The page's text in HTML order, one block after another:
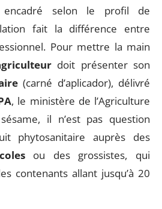
encadré selon le profil de
fait la différence entre
Pour mettre la main
doit présenter son
(carné d’aplicador), délivré
, le ministère de l’Agriculture
il n’est pas question
phytosanitaire auprès des
ou des grossistes, qui
contenants allant jusqu’à 20